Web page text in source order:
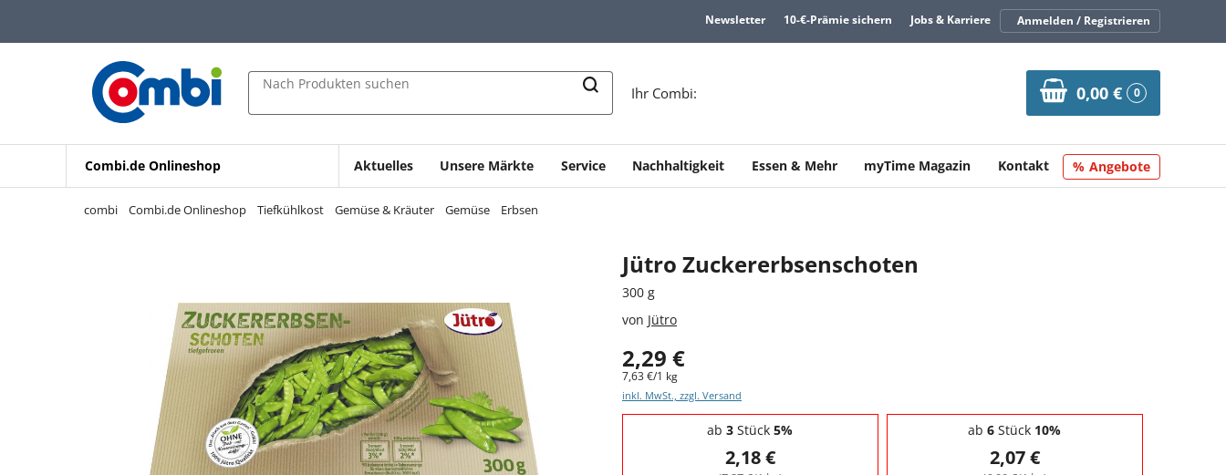
Zur Navigation springen
Zur Suche springen
Newsletter 10-€-Prämie sichern Jobs & Karriere Anmelden / Registrieren
Nach Produkten suchen
Ihr Combi: 0,00 € 0
Combi.de Onlineshop Aktuelles Unsere Märkte Service Nachhaltigkeit Essen & Mehr myTime Magazin Kontakt Angebote
combi Combi.de Onlineshop Tiefkühlkost Gemüse & Kräuter Gemüse Erbsen
Jütro Zuckererbsenschoten
300 g
von Jütro
2,29 €
7,63 €/1 kg
inkl. MwSt., zzgl. Versand
Staffelpreise - Mengenrabatt
ab 3 Stück 5%
2,18 €
ab 6 Stück 10%
2,07 €